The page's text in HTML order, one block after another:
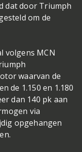
dat door Triumph
om de
volgens MCN
waarvan de
de 1.150 en 1.180
dan 140 pk aan
via
opgehangen